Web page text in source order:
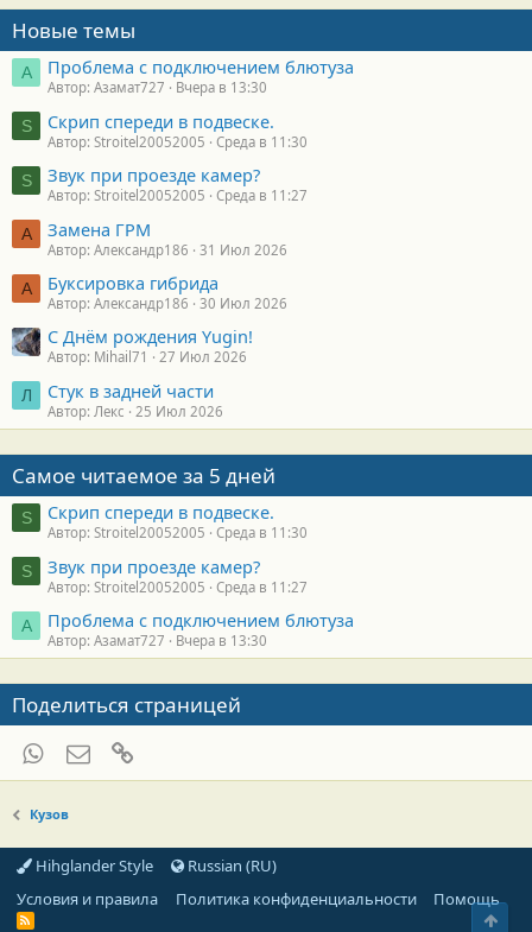
Новые темы
А Проблема с подключением блютуза
Автор: Азамат727 Вчера в 13:30
S Скрип спереди в подвеске.
Автор: Stroitel20052005 Среда в 11:30
S Звук при проезде камер?
Автор: Stroitel20052005 Среда в 11:27
А Замена ГРМ
Автор: Александр186 31 Июл 2026
А Буксировка гибрида
Автор: Александр186 30 Июл 2026
С Днём рождения Yugin!
Автор: Mihail71 27 Июл 2026
Л Стук в задней части
Автор: Лекс 25 Июл 2026
Самое читаемое за 5 дней
S Скрип спереди в подвеске.
Автор: Stroitel20052005 Среда в 11:30
S Звук при проезде камер?
Автор: Stroitel20052005 Среда в 11:27
А Проблема с подключением блютуза
Автор: Азамат727 Вчера в 13:30
Поделиться страницей
WhatsAppЭлектронная почта
Кузов
Hihglander Style
Russian (RU)
Условия и правила
Политика конфиденциальности Помощь
R